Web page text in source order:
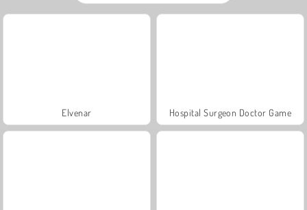
Elvenar Hospital Surgeon Doctor Game